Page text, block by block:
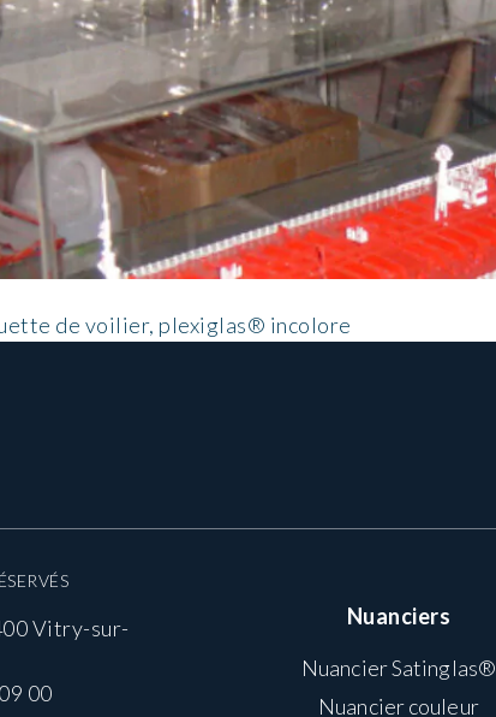
de voilier, plexiglas® incolore
Vitry-sur-
00
Nuanciers
Nuancier Satinglas®
Nuancier couleur